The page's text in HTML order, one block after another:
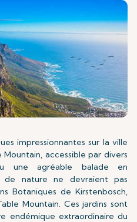
impressionnantes sur la ville
accessible par divers
une agréable balade en
de nature ne devraient pas
Botaniques de Kirstenbosch,
Mountain. Ces jardins sont
endémique extraordinaire du